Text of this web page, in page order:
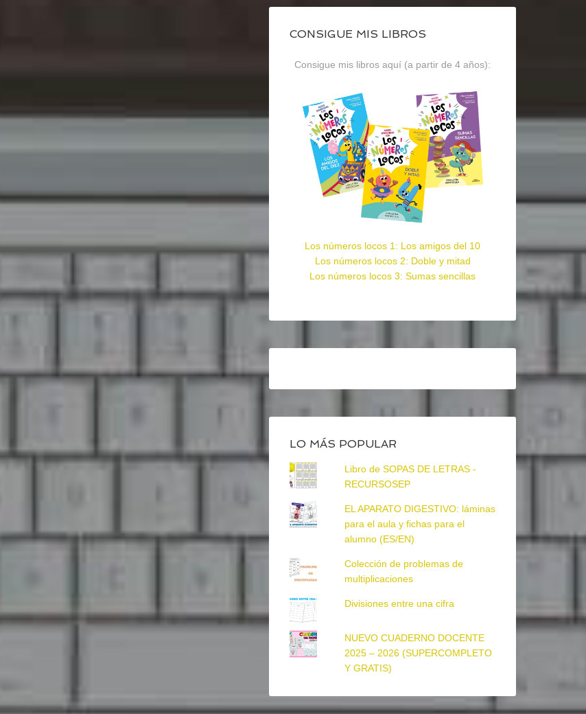
CONSIGUE MIS LIBROS
Consigue mis libros aquí (a partir de 4 años):
Los números locos 1: Los amigos del 10
Los números locos 2: Doble y mitad
Los números locos 3: Sumas sencillas
LO MÁS POPULAR
Libro de SOPAS DE LETRAS -
RECURSOSEP
EL APARATO DIGESTIVO: láminas
para el aula y fichas para el
alumno (ES/EN)
Colección de problemas de
multiplicaciones
Divisiones entre una cifra
NUEVO CUADERNO DOCENTE
2025 – 2026 (SUPERCOMPLETO
Y GRATIS)